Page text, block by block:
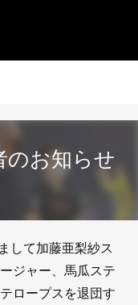
のお知らせ
して加藤亜梨紗ス
ジャー、馬瓜ステ
ロープスを退団す